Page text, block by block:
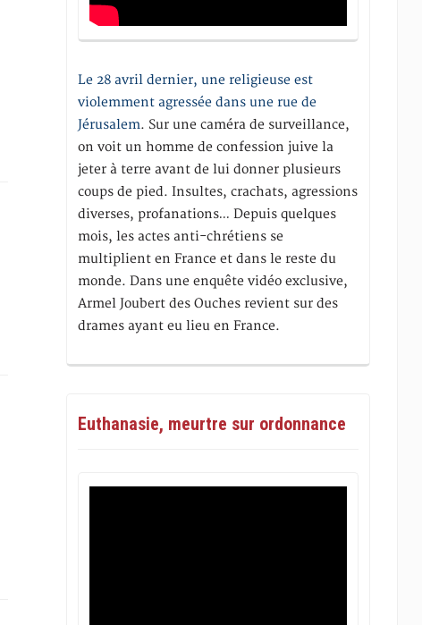
Le 28 avril dernier, une religieuse est
violemment agressée dans une rue de
Jérusalem. Sur une caméra de surveillance,
on voit un homme de confession juive la
jeter à terre avant de lui donner plusieurs
coups de pied. Insultes, crachats, agressions
diverses, profanations… Depuis quelques
mois, les actes anti-chrétiens se
multiplient en France et dans le reste du
monde. Dans une enquête vidéo exclusive,
Armel Joubert des Ouches revient sur des
drames ayant eu lieu en France.
Euthanasie, meurtre sur ordonnance